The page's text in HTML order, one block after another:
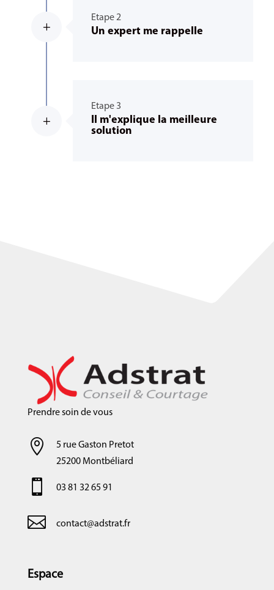
L
Etape 2
Un expert me rappelle
L
Etape 3
Il m'explique la meilleure
solution
Prendre soin de vous

5 rue Gaston Pretot
25200 Montbéliard
 03 81 32 65 91
 contact@adstrat.fr
Espace